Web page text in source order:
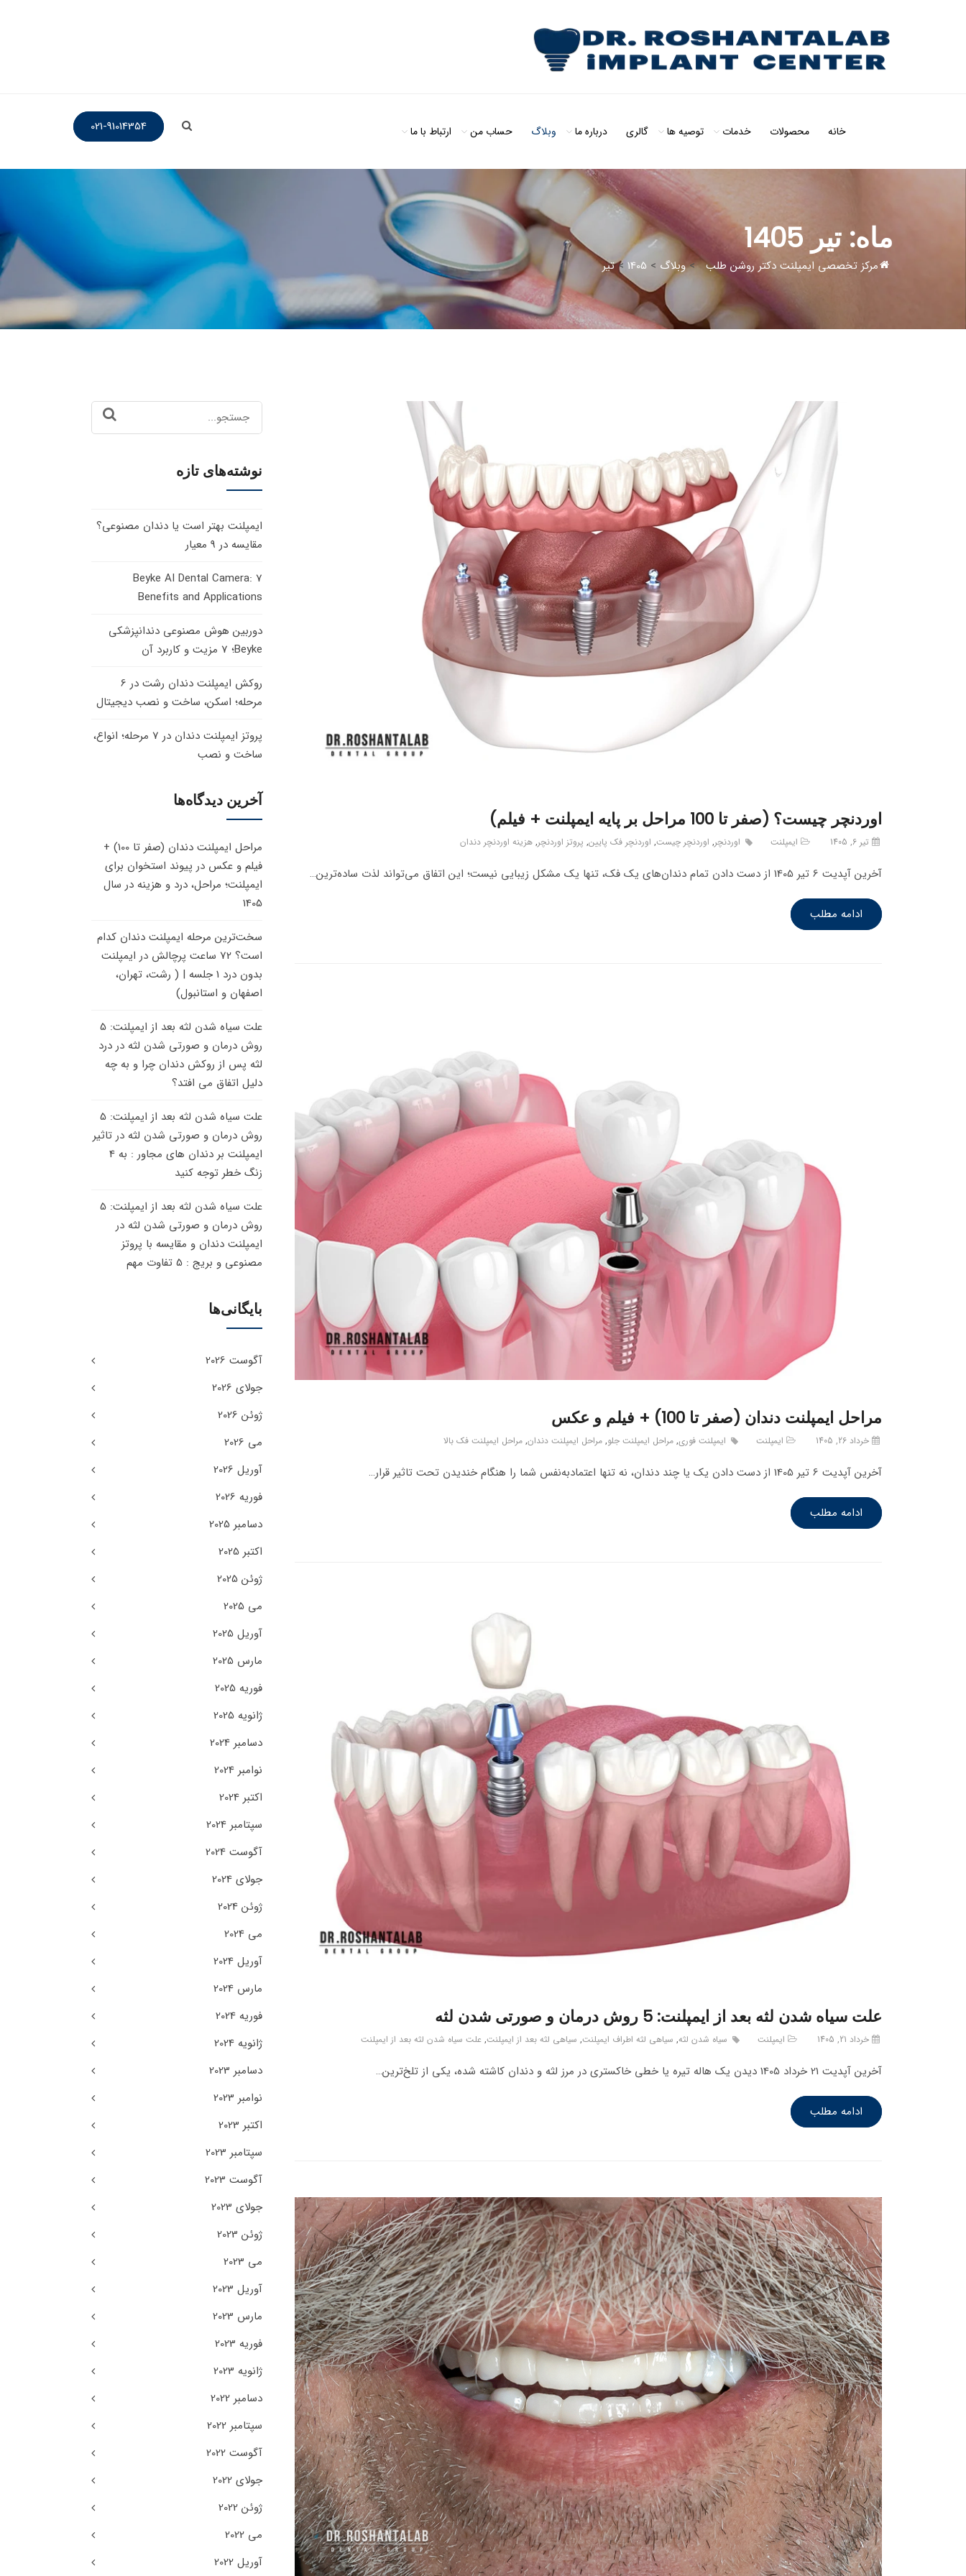
خانه محصولات خدمات توصیه ها گالری درباره ما وبلاگ حساب من ارتباط با ما 021-91014354
ماه: تیر 1405
مرکز تخصصی ایمپلنت دکتر روشن طلب >وبلاگ >
1405
>تیر
اوردنچر چیست؟ (صفر تا 100 مراحل بر پایه ایمپلنت + فیلم)
تیر 6, 1405 ایمپلنت اوردنچر, اوردنچر چیست, اوردنچر فک پایین, پروتز اوردنچر, هزینه اوردنچر دندان
آخرین آپدیت 6 تیر 1405 از دست دادن تمام دندان‌های یک فک، تنها یک مشکل زیبایی نیست؛ این اتفاق می‌تواند لذت ساده‌ترین…
ادامه مطلب
مراحل ایمپلنت دندان (صفر تا 100) + فیلم و عکس
خرداد 26, 1405 ایمپلنت ایمپلنت فوری, مراحل ایمپلنت جلو, مراحل ایمپلنت دندان, مراحل ایمپلنت فک بالا
آخرین آپدیت 6 تیر 1405 از دست دادن یک یا چند دندان، نه تنها اعتمادبه‌نفس شما را هنگام خندیدن تحت تاثیر قرار…
ادامه مطلب
علت سیاه شدن لثه بعد از ایمپلنت: 5 روش درمان و صورتی شدن لثه
خرداد 21, 1405 ایمپلنت سیاه شدن لثه, سیاهی لثه اطراف ایمپلنت, سیاهی لثه بعد از ایمپلنت, علت سیاه شدن لثه بعد از ایمپلنت
آخرین آپدیت 21 خرداد 1405 دیدن یک هاله تیره یا خطی خاکستری در مرز لثه و دندان کاشته شده، یکی از تلخ‌ترین…
ادامه مطلب
for:
نوشته‌های تازه
ایمپلنت بهتر است یا دندان مصنوعی؟
مقایسه در 9 معیار
Beyke AI Dental Camera: 7
Benefits and Applications
دوربین هوش مصنوعی دندانپزشکی
Beyke؛ 7 مزیت و کاربرد آن
روکش ایمپلنت دندان رشت در 6
مرحله؛ اسکن، ساخت و نصب دیجیتال
پروتز ایمپلنت دندان در 7 مرحله؛ انواع،
ساخت و نصب
آخرین دیدگاه‌ها
مراحل ایمپلنت دندان (صفر تا 100) +
فیلم و عکس در پیوند استخوان برای
ایمپلنت؛ مراحل، درد و هزینه در سال
1405
سخت‌ترین مرحله ایمپلنت دندان کدام
است؟ 72 ساعت پرچالش
در ایمپلنت
بدون درد 1 جلسه | ( رشت، تهران،
اصفهان و استانبول)
علت سیاه شدن لثه بعد از ایمپلنت: 5
روش درمان و صورتی شدن لثه دردرد
لثه پس از روکش دندان چرا و به چه
دلیل اتفاق می افتد؟
علت سیاه شدن لثه بعد از ایمپلنت: 5
روش درمان و صورتی شدن لثه درتاثیر
ایمپلنت بر دندان های مجاور : به 4
زنگ خطر توجه کنید
علت سیاه شدن لثه بعد از ایمپلنت: 5
روش درمان و صورتی شدن لثه در
ایمپلنت دندان و مقایسه با پروتز
مصنوعی و بریج : 5 تفاوت مهم
بایگانی‌ها
آگوست 2026
جولای 2026
ژوئن 2026
می 2026
آوریل 2026
فوریه 2026
دسامبر 2025
اکتبر 2025
ژوئن 2025
می 2025
آوریل 2025
مارس 2025
فوریه 2025
ژانویه 2025
دسامبر 2024
نوامبر 2024
اکتبر 2024
سپتامبر 2024
آگوست 2024
جولای 2024
ژوئن 2024
می 2024
آوریل 2024
مارس 2024
فوریه 2024
ژانویه 2024
دسامبر 2023
نوامبر 2023
اکتبر 2023
سپتامبر 2023
آگوست 2023
جولای 2023
ژوئن 2023
می 2023
آوریل 2023
مارس 2023
فوریه 2023
ژانویه 2023
دسامبر 2022
سپتامبر 2022
آگوست 2022
جولای 2022
ژوئن 2022
می 2022
آوریل 2022